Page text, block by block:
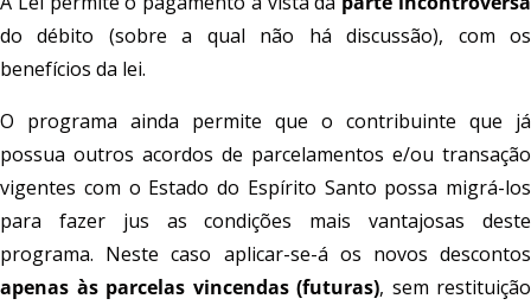
do débito (sobre a qual não há discussão), com os
benefícios da lei.
O programa ainda permite que o contribuinte que já
possua outros acordos de parcelamentos e/ou transação
vigentes com o Estado do Espírito Santo possa migrá-los
para fazer jus as condições mais vantajosas deste
programa. Neste caso aplicar-se-á os novos descontos
apenas às parcelas vincendas (futuras), sem restituição